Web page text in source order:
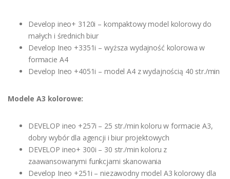
Develop ineo+ 3120i – kompaktowy model kolorowy do
małych i średnich biur
Develop Ineo +3351i – wyższa wydajność kolorowa w
formacie A4
Develop Ineo +4051i – model A4 z wydajnością 40 str./min
Modele A3 kolorowe:
DEVELOP ineo +257i – 25 str./min koloru w formacie A3,
dobry wybór dla agencji i biur projektowych
DEVELOP ineo+ 300i – 30 str./min koloru z
zaawansowanymi funkcjami skanowania
Develop Ineo +251i – niezawodny model A3 kolorowy dla